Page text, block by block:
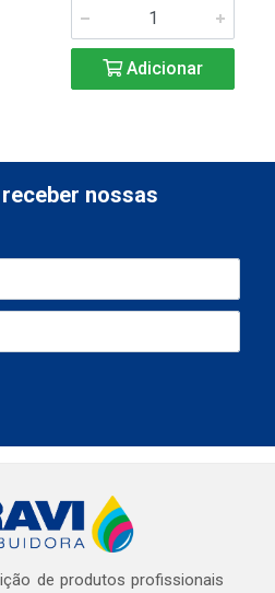
Adicionar
nossas
de produtos profissionais